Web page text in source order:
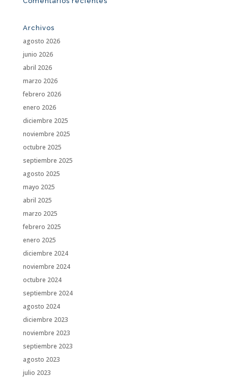
Archivos
agosto 2026
junio 2026
abril 2026
marzo 2026
febrero 2026
enero 2026
diciembre 2025
noviembre 2025
octubre 2025
septiembre 2025
agosto 2025
mayo 2025
abril 2025
marzo 2025
febrero 2025
enero 2025
diciembre 2024
noviembre 2024
octubre 2024
septiembre 2024
agosto 2024
diciembre 2023
noviembre 2023
septiembre 2023
agosto 2023
julio 2023